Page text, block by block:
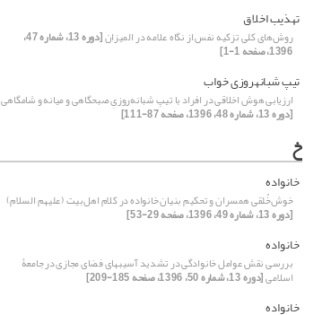
تهذیب اخلاق
روش‌های کلی تزکیه نفس از نگاه علامه در المیزان [دوره 13، شماره 47،
1396، صفحه 1-1]
تیپ شبانهروزی خواب
ارزیابی هوش اخلاقی در افراد با تیپ شبانه‌روزیِ صبحگاهی و میانه و شامگاهی
[دوره 13، شماره 48، 1396، صفحه 87-111]
خ
خانواده
خوش‌خُلقی همسران و تحکیم بنیان خانواده در کلام اهل‌بیت (علیهم السلام)
[دوره 13، شماره 49، 1396، صفحه 29-53]
خانواده
بررسی نقش عوامل خانوادگی در تشدید آسیبهای فضای مجازی در جامعۀ
اسلامی[دوره 13، شماره 50، 1396، صفحه 185-209]
خانواده